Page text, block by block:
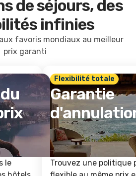
de séjours, des
infinies
favoris mondiaux au meilleur
prix garanti
le
Flexibilité totale
Garantie
Trouvez une politique